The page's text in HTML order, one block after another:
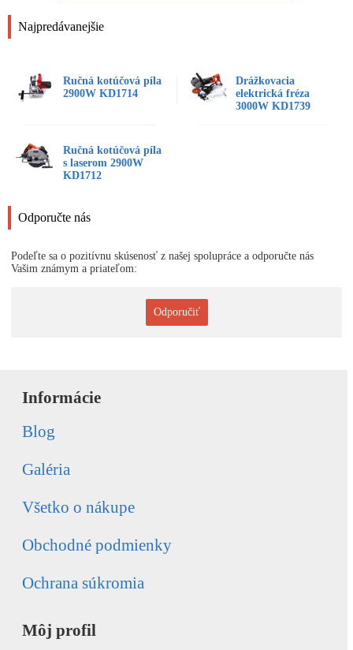
Najpredávanejšie
Ručná kotúčová píla
2900W KD1714
Drážkovacia
elektrická fréza
3000W KD1739
Ručná kotúčová píla
s laserom 2900W
KD1712
Odporučte nás
Podeľte sa o pozitívnu skúsenosť z našej spolupráce a odporučte nás
Vašim známym a priateľom:
Odporučiť
Informácie
Blog
Galéria
Všetko o nákupe
Obchodné podmienky
Ochrana súkromia
Môj profil